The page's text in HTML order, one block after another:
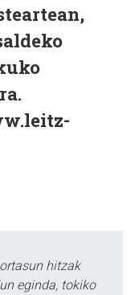
hitzak
eginda, tokiko